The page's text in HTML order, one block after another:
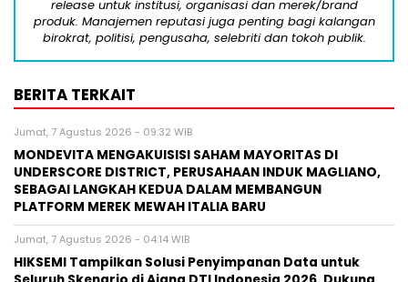
release untuk institusi, organisasi dan merek/brand
produk. Manajemen reputasi juga penting bagi kalangan
birokrat, politisi, pengusaha, selebriti dan tokoh publik.
BERITA TERKAIT
Jumat, 7 Agustus 2026 - 09:32 WIB
MONDEVITA MENGAKUISISI SAHAM MAYORITAS DI
UNDERSCORE DISTRICT, PERUSAHAAN INDUK MAGLIANO,
SEBAGAI LANGKAH KEDUA DALAM MEMBANGUN
PLATFORM MEREK MEWAH ITALIA BARU
Jumat, 7 Agustus 2026 - 04:14 WIB
HIKSEMI Tampilkan Solusi Penyimpanan Data untuk